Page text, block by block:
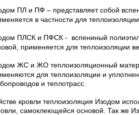
ПЛ и ПФ – представляет собой
в частности для
ПЛСК и ПФСК -
вспениный
применяется для теплоизоляции
ЖС и ЖО теплоизоляционный
для теплоизоляции и
и теплотрасс.
кровли теплоизоляция Изодом
самоклеющейся основой. Так же